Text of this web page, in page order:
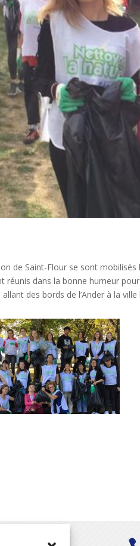
de Saint-Flour se sont
dans la bonne humeur
des bords de l’Ander à la